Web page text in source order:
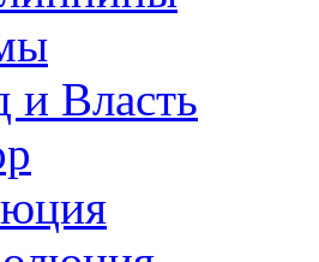
и Власть